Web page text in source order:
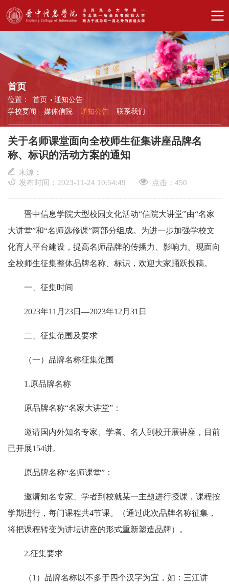
首页
位置： 首页
通知公告
学校要闻
媒体信院 通知公告 联系我们
关于名师课堂面向全校师生征集讲座品牌名
称、标识的活动方案的通知
来源：
发布时间：2023-11-24 10:54:49
点击： 450
晋中信息学院大型校园文化活动“信院大讲堂”由“名家
大讲堂”和“名师选修课”两部分组成。为进一步加强学校文
化育人平台建设，提高名师品牌的传播力、影响力。现面向
全校师生征集整体品牌名称、标识，欢迎大家踊跃投稿。
一、 征集时间
2023年11 月 23日—2023年12 月 31 日
二、 征集范围及要求
（一） 品牌名称征集范围
1.原品牌名称
原品牌名称“名家大讲堂”：
邀请国内外知名专家、学者、名人到校开展讲座，目前
已开展154讲。
原品牌名称“名师课堂”：
邀请知名专家、学者到校就某一主题进行授课，课程按
学期进行，每门课程共4节课。（通过此次品牌名称征集，
将把课程转变为讲坛讲座的形式重新塑造品牌）。
2.征集要求
（1 ）品牌名称以不多于四个汉字为宜，如：三江讲